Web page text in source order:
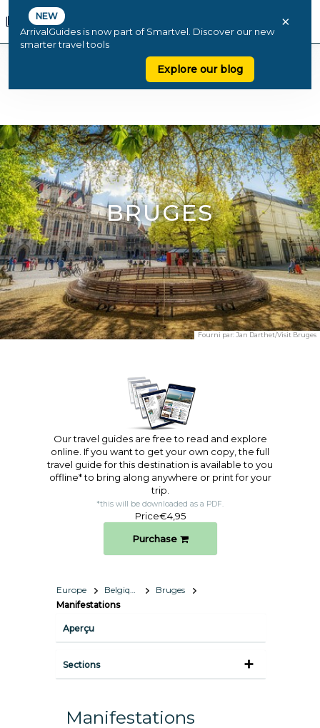
NEW
ArrivalGuides is now part of Smartvel. Discover our new
smarter travel tools
Explore our blog
×
BRUGES
Fourni par: Jan Darthet/Visit Bruges
Our travel guides are free to read and explore
online. If you want to get your own copy, the full
travel guide for this destination is available to you
offline* to bring along anywhere or print for your
trip.​
*this will be downloaded as a PDF.
Price€4,95
Purchase
Europe Belgique
Bruges
Manifestations
Aperçu
Sections
Manifestations